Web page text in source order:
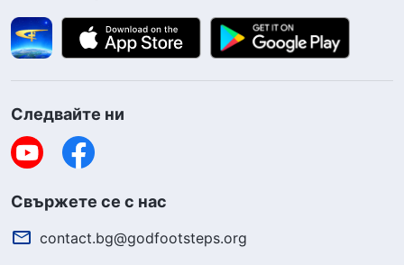
Следвайте ни
Свържете се с нас
contact.bg@godfootsteps.org